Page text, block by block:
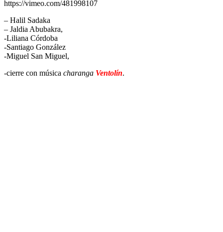
https://vimeo.com/481998107
– Halil Sadaka
– Jaldia Abubakra,
-Liliana Córdoba
-Santiago González
-Miguel San Miguel,
-cierre con música charanga Ventolín.